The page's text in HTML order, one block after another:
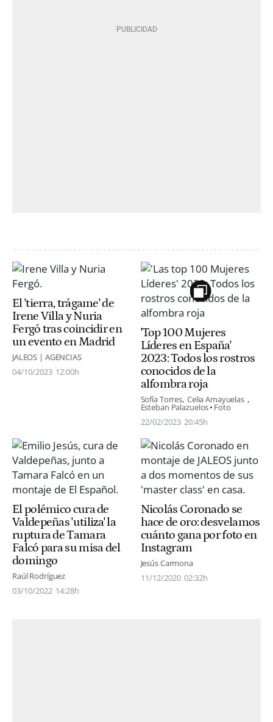
El 'tierra, trágame' de
Irene Villa y Nuria
Fergó tras coincidir en
un evento en Madrid
JALEOS | AGENCIAS
04/10/2023 12:00h
'Top 100 Mujeres
Líderes en España'
2023: Todos los rostros
conocidos de la
alfombra roja
Sofía Torres Celia Amayuelas
Esteban Palazuelos Foto
22/02/2023 20:45h
El polémico cura de
Valdepeñas 'utiliza' la
ruptura de Tamara
Falcó para su misa del
domingo
Raúl Rodríguez
03/10/2022 14:28h
Nicolás Coronado se
hace de oro: desvelamos
cuánto gana por foto en
Instagram
Jesús Carmona
11/12/2020 02:32h